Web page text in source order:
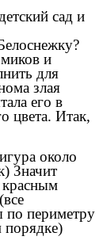
сад и
и
для
злая
его в
цвета. Итак,
около
Значит
красным
по периметру
порядке)